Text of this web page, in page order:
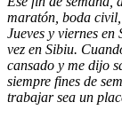
maratón, boda
Jueves y viernes
vez en Sibiu.
cansado y me dijo
siempre fines de
trabajar sea un